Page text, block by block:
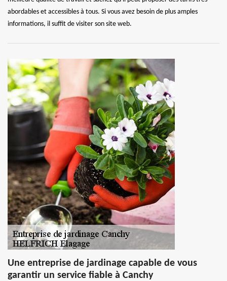
abordables et accessibles à tous. Si vous avez besoin de plus amples
informations, il suffit de visiter son site web.
Une entreprise de jardinage capable de vous
garantir un service fiable à Canchy